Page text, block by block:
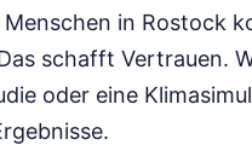
in Rostock
schafft Vertrauen.
oder eine